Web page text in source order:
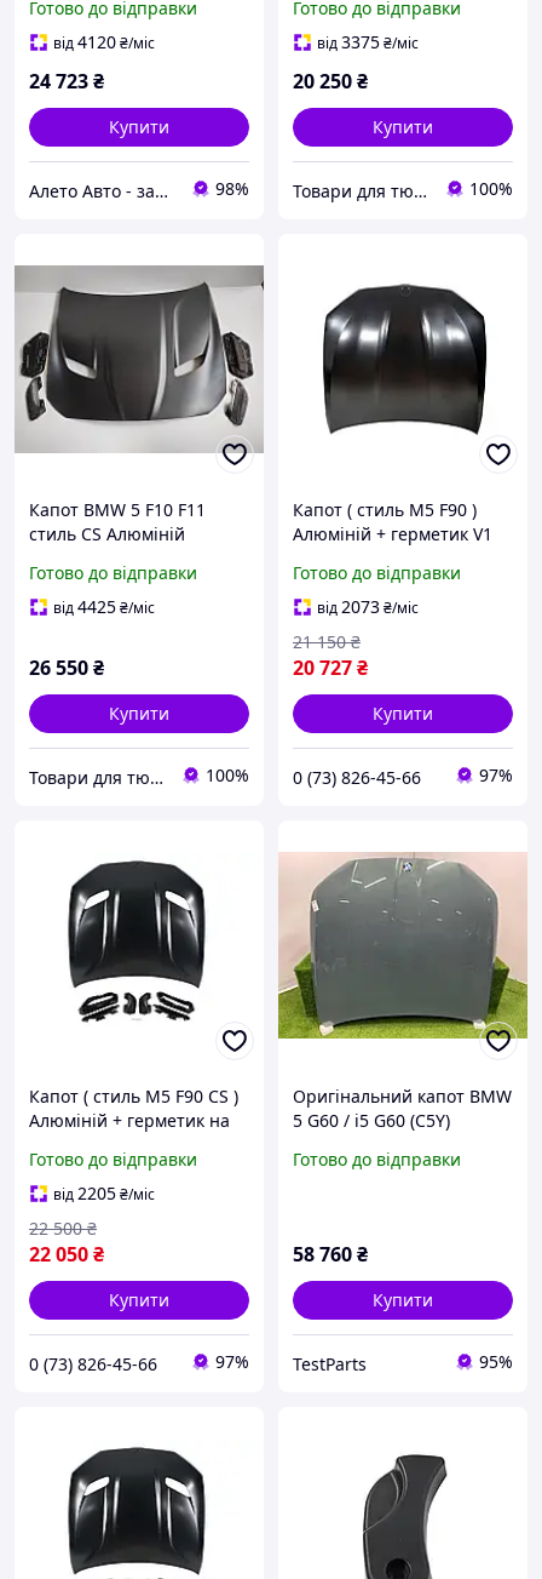
фарба, горілий,
відклеєний герметик,
Готово до відправки
від4120₴/міс
24 723₴
Купити
Алето Авто - запчастини на авто зі США 98%
Готово до відправки
від3375₴/міс
20 250₴
Купити
Товари для тюнінгу авто 100%
Капот BMW 5 F10 F11
стиль CS Алюміній
Готово до відправки
від4425₴/міс
26 550₴
Купити
Товари для тюнінгу авто 100%
Капот ( стиль M5 F90 )
Алюміній + герметик V1
2017-2020 року от OP
Tuning
Готово до відправки
від2073₴/міс
20 727₴
21 150 ₴
Купити
0 (73) 826-45-66 97%
Капот ( стиль M5 F90 CS )
Алюміній + герметик на
2017-2020 року от OP
Tuning
Готово до відправки
від2205₴/міс
22 050₴
22 500 ₴
Купити
0 (73) 826-45-66 97%
Оригінальний капот BMW
5 G60 / i5 G60 (C5Y)
Готово до відправки
58 760₴
Купити
TestParts 95%